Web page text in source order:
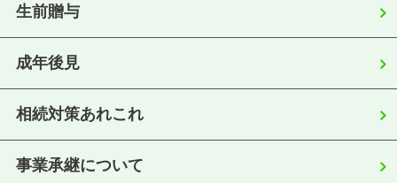
生前贈与
成年後見
相続対策あれこれ
事業承継について